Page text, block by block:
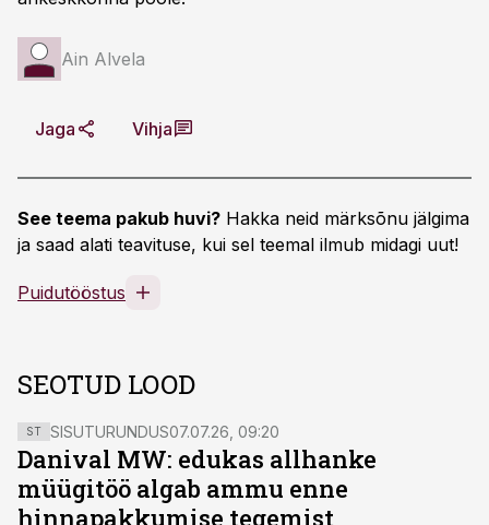
Ain Alvela
Jaga Vihja
See teema pakub huvi? Hakka neid märksõnu jälgima
ja saad alati teavituse, kui sel teemal ilmub midagi uut!
Puidutööstus
SEOTUD LOOD
ST SISUTURUNDUS07.07.26, 09:20
Danival MW: edukas allhanke
müügitöö algab ammu enne
hinnapakkumise tegemist